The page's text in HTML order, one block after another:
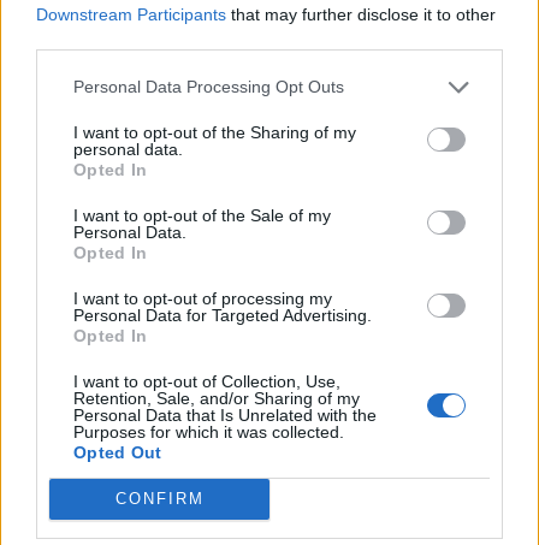
Downstream Participants that may further disclose it to other
Personal Data Processing Opt Outs
I want to opt-out of the Sharing of my
personal data.
Opted In
I want to opt-out of the Sale of my
Personal Data.
Opted In
I want to opt-out of processing my
Personal Data for Targeted Advertising.
Opted In
I want to opt-out of Collection, Use,
Retention, Sale, and/or Sharing of my
Personal Data that Is Unrelated with the
Purposes for which it was collected.
Opted Out
CONFIRM
Πρωινή